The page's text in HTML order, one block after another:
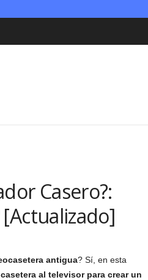
Casero?:
[Actualizado]
antigua? Sí, en esta
al televisor para crear un